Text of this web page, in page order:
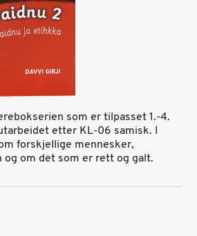
som er tilpasset 1.-4.
etter KL-06 samisk. I
forskjellige mennesker,
og om det som er rett og galt.